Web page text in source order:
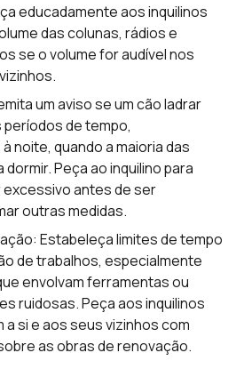
educadamente aos inquilinos
das colunas, rádios e
se o volume for audível nos
um aviso se um cão ladrar
de tempo,
noite, quando a maioria das
Peça ao inquilino para
excessivo antes de ser
outras medidas.
Estabeleça limites de tempo
de trabalhos, especialmente
envolvam ferramentas ou
ruidosas. Peça aos inquilinos
a si e aos seus vizinhos com
as obras de renovação.